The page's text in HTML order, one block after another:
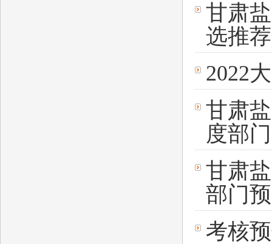
甘肃
选推
2022
甘肃
度部
甘肃
部门
考核